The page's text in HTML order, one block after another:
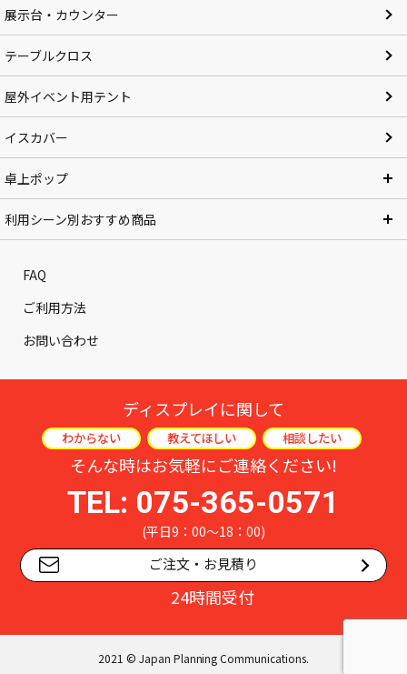
展示台・カウンター
テーブルクロス
屋外イベント用テント
イスカバー
卓上ポップ
利用シーン別おすすめ商品
FAQ
ご利用方法
お問い合わせ
ディスプレイに関して
わからない 教えてほしい 相談したい
そんな時はお気軽にご連絡ください!
TEL: 075-365-0571
(平日9：00～18：00)
ご注文・お見積り
24時間受付
2021 © Japan Planning Communications.